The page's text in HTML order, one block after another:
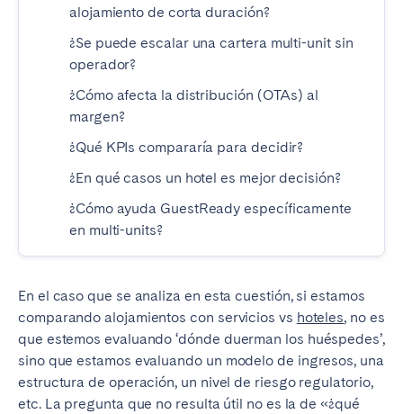
alojamiento de corta duración?
¿Se puede escalar una cartera multi-unit sin
operador?
¿Cómo afecta la distribución (OTAs) al
margen?
¿Qué KPIs compararía para decidir?
¿En qué casos un hotel es mejor decisión?
¿Cómo ayuda GuestReady específicamente
en multi-units?
En el caso que se analiza en esta cuestión, si estamos
comparando alojamientos con servicios vs hoteles, no es
que estemos evaluando ‘dónde duerman los huéspedes’,
sino que estamos evaluando un modelo de ingresos, una
estructura de operación, un nivel de riesgo regulatorio,
etc. La pregunta que no resulta útil no es la de «¿qué
SWITZERLAND
Zürich
UNITED ARAB EMIRATES
UNITED KINGDOM
ENGLAND
Bath
Birmingham
Bristol
Liverpool